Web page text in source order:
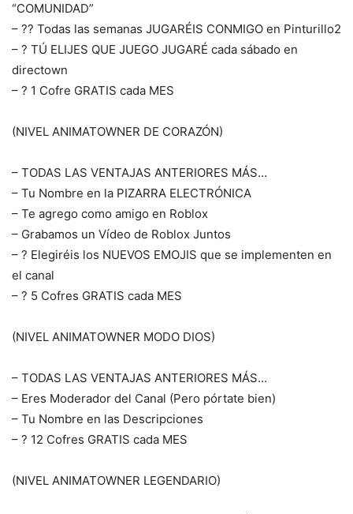
“COMUNIDAD”
– ?‍? Todas las semanas JUGARÉIS CONMIGO en Pinturillo2
– ? TÚ ELIJES QUE JUEGO JUGARÉ cada sábado en
directown
– ? 1 Cofre GRATIS cada MES
(NIVEL ANIMATOWNER DE CORAZÓN)
– TODAS LAS VENTAJAS ANTERIORES MÁS…
– Tu Nombre en la PIZARRA ELECTRÓNICA
– Te agrego como amigo en Roblox
– Grabamos un Vídeo de Roblox Juntos
– ? Elegiréis los NUEVOS EMOJIS que se implementen en
el canal
– ? 5 Cofres GRATIS cada MES
(NIVEL ANIMATOWNER MODO DIOS)
– TODAS LAS VENTAJAS ANTERIORES MÁS…
– Eres Moderador del Canal (Pero pórtate bien)
– Tu Nombre en las Descripciones
– ? 12 Cofres GRATIS cada MES
(NIVEL ANIMATOWNER LEGENDARIO)